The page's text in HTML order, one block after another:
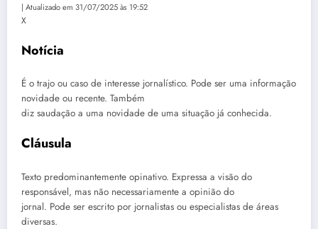
| Atualizado em 31/07/2025 às 19:52
X
Notícia
É o trajo ou caso de interesse jornalístico. Pode ser uma informação
novidade ou recente. Também
diz saudação a uma novidade de uma situação já conhecida.
Cláusula
Texto predominantemente opinativo. Expressa a visão do
responsável, mas não necessariamente a opinião do
jornal. Pode ser escrito por jornalistas ou especialistas de áreas
diversas.